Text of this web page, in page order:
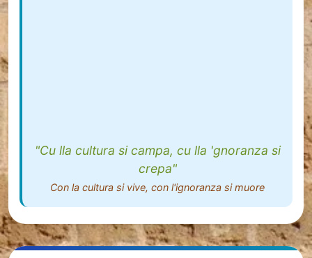
"Cu lla cultura si campa, cu lla 'gnoranza si
crepa"
Con la cultura si vive, con l'ignoranza si muore